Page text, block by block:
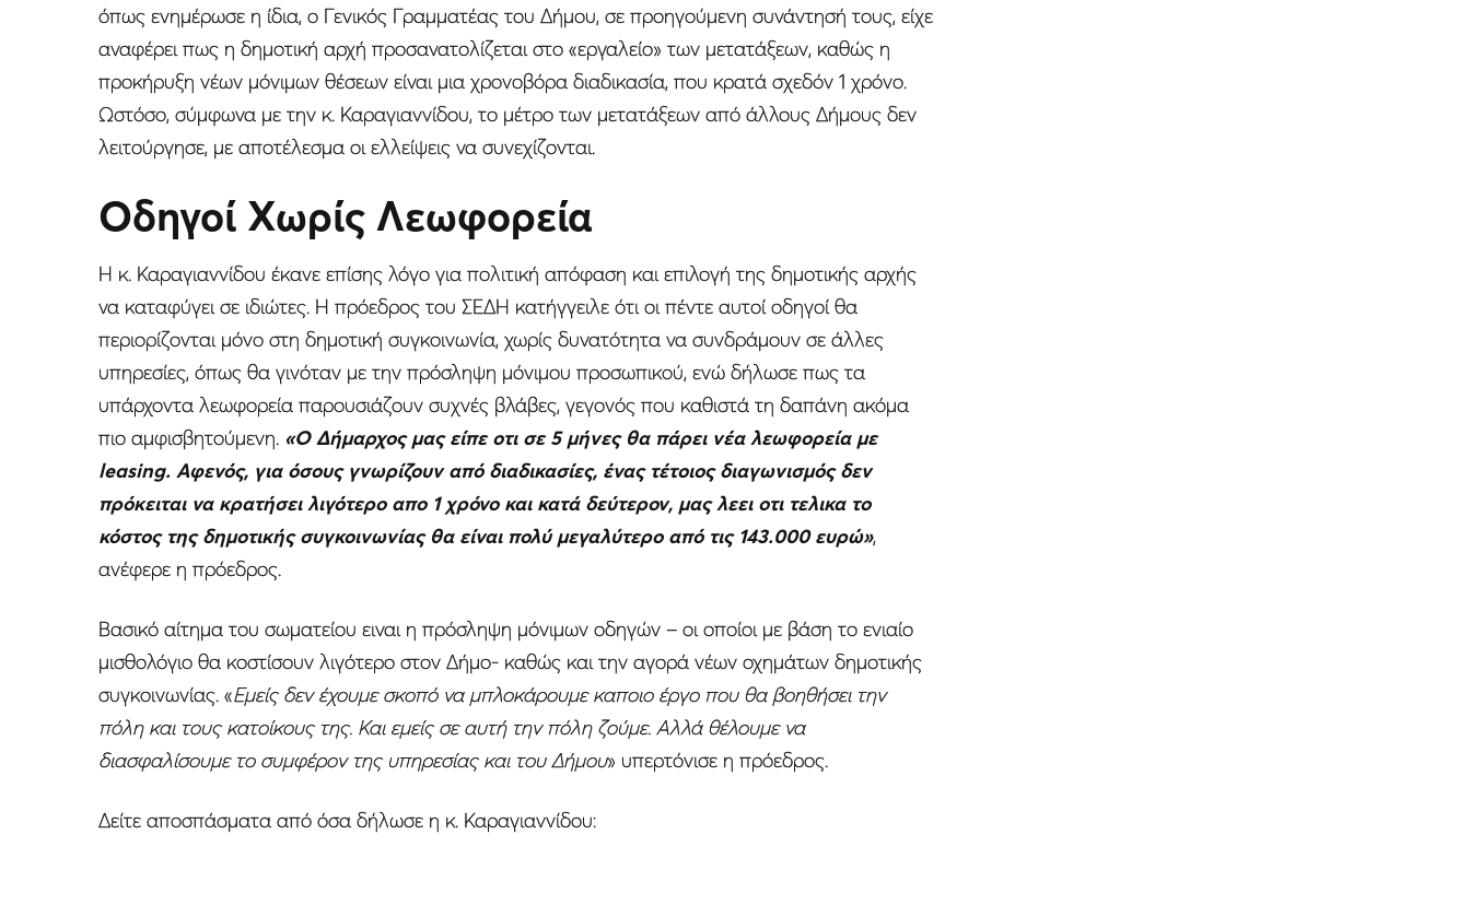
όπως ενημέρωσε η ίδια, ο Γενικός Γραμματέας του Δήμου, σε προηγούμενη συνάντησή τους, είχε
αναφέρει πως η δημοτική αρχή προσανατολίζεται στο «εργαλείο» των μετατάξεων, καθώς η
προκήρυξη νέων μόνιμων θέσεων είναι μια χρονοβόρα διαδικασία, που κρατά σχεδόν 1 χρόνο.
Ωστόσο, σύμφωνα με την κ. Καραγιαννίδου, το μέτρο των μετατάξεων από άλλους Δήμους δεν
λειτούργησε, με αποτέλεσμα οι ελλείψεις να συνεχίζονται.
Οδηγοί Χωρίς Λεωφορεία
Η κ. Καραγιαννίδου έκανε επίσης λόγο για πολιτική απόφαση και επιλογή της δημοτικής αρχής
να καταφύγει σε ιδιώτες. Η πρόεδρος του ΣΕΔΗ κατήγγειλε ότι οι πέντε αυτοί οδηγοί θα
περιορίζονται μόνο στη δημοτική συγκοινωνία, χωρίς δυνατότητα να συνδράμουν σε άλλες
υπηρεσίες, όπως θα γινόταν με την πρόσληψη μόνιμου προσωπικού, ενώ δήλωσε πως τα
υπάρχοντα λεωφορεία παρουσιάζουν συχνές βλάβες, γεγονός που καθιστά τη δαπάνη ακόμα
πιο αμφισβητούμενη. «Ο Δήμαρχος μας είπε οτι σε 5 μήνες θα πάρει νέα λεωφορεία με
leasing. Αφενός, για όσους γνωρίζουν από διαδικασίες, ένας τέτοιος διαγωνισμός δεν
πρόκειται να κρατήσει λιγότερο απο 1 χρόνο και κατά δεύτερον, μας λεει οτι τελικα το
κόστος της δημοτικής συγκοινωνίας θα είναι πολύ μεγαλύτερο από τις 143.000 ευρώ»,
ανέφερε η πρόεδρος.
Βασικό αίτημα του σωματείου ειναι η πρόσληψη μόνιμων οδηγών – οι οποίοι με βάση το ενιαίο
μισθολόγιο θα κοστίσουν λιγότερο στον Δήμο- καθώς και την αγορά νέων οχημάτων δημοτικής
συγκοινωνίας. «Εμείς δεν έχουμε σκοπό να μπλοκάρουμε καποιο έργο που θα βοηθήσει την
πόλη και τους κατοίκους της. Και εμείς σε αυτή την πόλη ζούμε. Αλλά θέλουμε να
διασφαλίσουμε το συμφέρον της υπηρεσίας και του Δήμου» υπερτόνισε η πρόεδρος.
Δείτε αποσπάσματα από όσα δήλωσε η κ. Καραγιαννίδου: